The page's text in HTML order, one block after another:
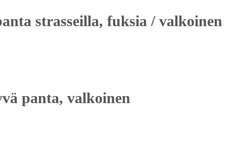
strasseilla, fuksia / valkoinen
panta, valkoinen